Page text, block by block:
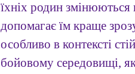
їхніх родин змінюються
допомагає їм краще
особливо в контексті
бойовому середовищі,